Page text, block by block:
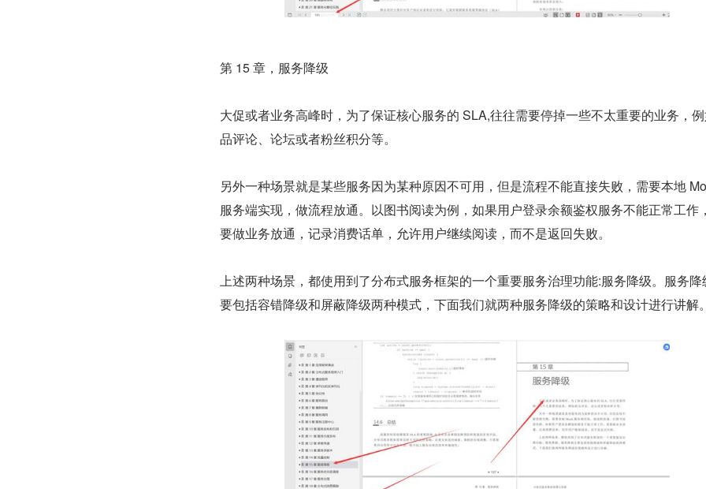
第 15 章，服务降级
大促或者业务高峰时，为了保证核心服务的 SLA,往往需要停掉一些不太重要的业务，
品评论、论坛或者粉丝积分等。
另外一种场景就是某些服务因为某种原因不可用，但是流程不能直接失败，需要本地
服务端实现，做流程放通。以图书阅读为例，如果用户登录余额鉴权服务不能正常工作
要做业务放通，记录消费话单，允许用户继续阅读，而不是返回失败。
上述两种场景，都使用到了分布式服务框架的一个重要服务治理功能:服务降级。服务降
要包括容错降级和屏蔽降级两种模式，下面我们就两种服务降级的策略和设计进行讲解